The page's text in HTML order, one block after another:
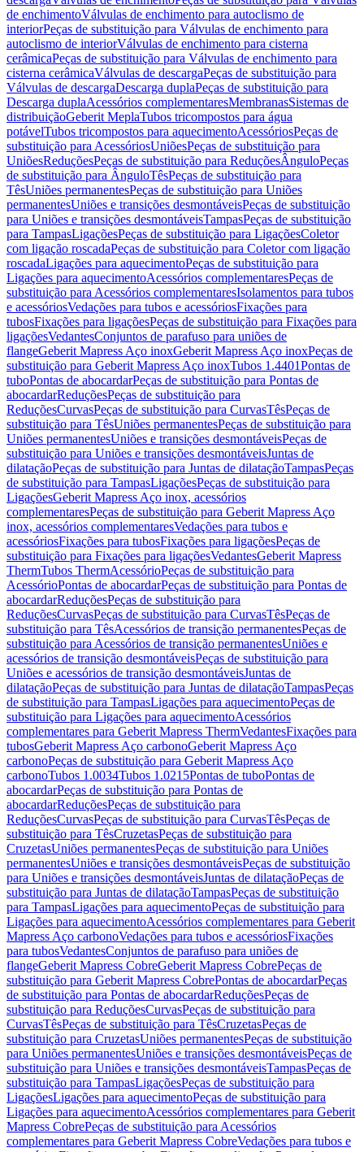
de enchimentoVálvulas de enchimento para autoclismo de
interiorPeças de substituição para Válvulas de enchimento para
autoclismo de interiorVálvulas de enchimento para cisterna
cerâmicaPeças de substituição para Válvulas de enchimento para
cisterna cerâmicaVálvulas de descargaPeças de substituição para
Válvulas de descargaDescarga duplaPeças de substituição para
Descarga duplaAcessórios complementaresMembranasSistemas de
distribuiçãoGeberit MeplaTubos tricompostos para água
potávelTubos tricompostos para aquecimentoAcessóriosPeças de
substituição para AcessóriosUniõesPeças de substituição para
UniõesReduçõesPeças de substituição para ReduçõesÂnguloPeças
de substituição para ÂnguloTêsPeças de substituição para
TêsUniões permanentesPeças de substituição para Uniões
permanentesUniões e transições desmontáveisPeças de substituição
para Uniões e transições desmontáveisTampasPeças de substituição
para TampasLigaçõesPeças de substituição para LigaçõesColetor
com ligação roscadaPeças de substituição para Coletor com ligação
roscadaLigações para aquecimentoPeças de substituição para
Ligações para aquecimentoAcessórios complementaresPeças de
substituição para Acessórios complementaresIsolamentos para tubos
e acessóriosVedações para tubos e acessóriosFixações para
tubosFixações para ligaçõesPeças de substituição para Fixações para
ligaçõesVedantesConjuntos de parafuso para uniões de
flangeGeberit Mapress Aço inoxGeberit Mapress Aço inoxPeças de
substituição para Geberit Mapress Aço inoxTubos 1.4401Pontas de
tuboPontas de abocardarPeças de substituição para Pontas de
abocardarReduçõesPeças de substituição para
ReduçõesCurvasPeças de substituição para CurvasTêsPeças de
substituição para TêsUniões permanentesPeças de substituição para
Uniões permanentesUniões e transições desmontáveisPeças de
substituição para Uniões e transições desmontáveisJuntas de
dilataçãoPeças de substituição para Juntas de dilataçãoTampasPeças
de substituição para TampasLigaçõesPeças de substituição para
LigaçõesGeberit Mapress Aço inox, acessórios
complementaresPeças de substituição para Geberit Mapress Aço
inox, acessórios complementaresVedações para tubos e
acessóriosFixações para tubosFixações para ligaçõesPeças de
substituição para Fixações para ligaçõesVedantesGeberit Mapress
ThermTubos ThermAcessórioPeças de substituição para
AcessórioPontas de abocardarPeças de substituição para Pontas de
abocardarReduçõesPeças de substituição para
ReduçõesCurvasPeças de substituição para CurvasTêsPeças de
substituição para TêsAcessórios de transição permanentesPeças de
substituição para Acessórios de transição permanentesUniões e
acessórios de transição desmontáveisPeças de substituição para
Uniões e acessórios de transição desmontáveisJuntas de
dilataçãoPeças de substituição para Juntas de dilataçãoTampasPeças
de substituição para TampasLigações para aquecimentoPeças de
substituição para Ligações para aquecimentoAcessórios
complementares para Geberit Mapress ThermVedantesFixações para
tubosGeberit Mapress Aço carbonoGeberit Mapress Aço
carbonoPeças de substituição para Geberit Mapress Aço
carbonoTubos 1.0034Tubos 1.0215Pontas de tuboPontas de
abocardarPeças de substituição para Pontas de
abocardarReduçõesPeças de substituição para
ReduçõesCurvasPeças de substituição para CurvasTêsPeças de
substituição para TêsCruzetasPeças de substituição para
CruzetasUniões permanentesPeças de substituição para Uniões
permanentesUniões e transições desmontáveisPeças de substituição
para Uniões e transições desmontáveisJuntas de dilataçãoPeças de
substituição para Juntas de dilataçãoTampasPeças de substituição
para TampasLigações para aquecimentoPeças de substituição para
Ligações para aquecimentoAcessórios complementares para Geberit
Mapress Aço carbonoVedações para tubos e acessóriosFixações
para tubosVedantesConjuntos de parafuso para uniões de
flangeGeberit Mapress CobreGeberit Mapress CobrePeças de
substituição para Geberit Mapress CobrePontas de abocardarPeças
de substituição para Pontas de abocardarReduçõesPeças de
substituição para ReduçõesCurvasPeças de substituição para
CurvasTêsPeças de substituição para TêsCruzetasPeças de
substituição para CruzetasUniões permanentesPeças de substituição
para Uniões permanentesUniões e transições desmontáveisPeças de
substituição para Uniões e transições desmontáveisTampasPeças de
substituição para TampasLigaçõesPeças de substituição para
LigaçõesLigações para aquecimentoPeças de substituição para
Ligações para aquecimentoAcessórios complementares para Geberit
Mapress CobrePeças de substituição para Acessórios
complementares para Geberit Mapress CobreVedações para tubos e